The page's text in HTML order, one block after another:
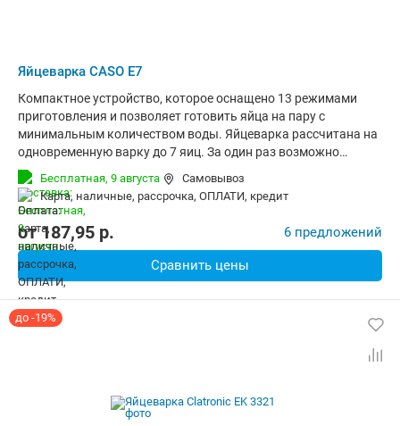
Яйцеварка CASO E7
Компактное устройство, которое оснащено 13 режимами
приготовления и позволяет готовить яйца на пару с
минимальным количеством воды. Яйцеварка рассчитана на
одновременную варку до 7 яиц. За один раз возможно
приготовление яиц различной консистенции (всмятку,
вкрутую, в мешочек). Механическое управление делает
процесс эксплуатации устройством очень простым. При
помощи звукового сигнала Вы узнаете об окончании
приготовления. Ручки не нагреваются, что защищает
пользователя от ожогов.
Бесплатная, 9 августа
Самовывоз
карта, наличные, рассрочка, ОПЛАТИ, кредит
от187,95 p. 6 предложений
Сравнить цены
до -19%